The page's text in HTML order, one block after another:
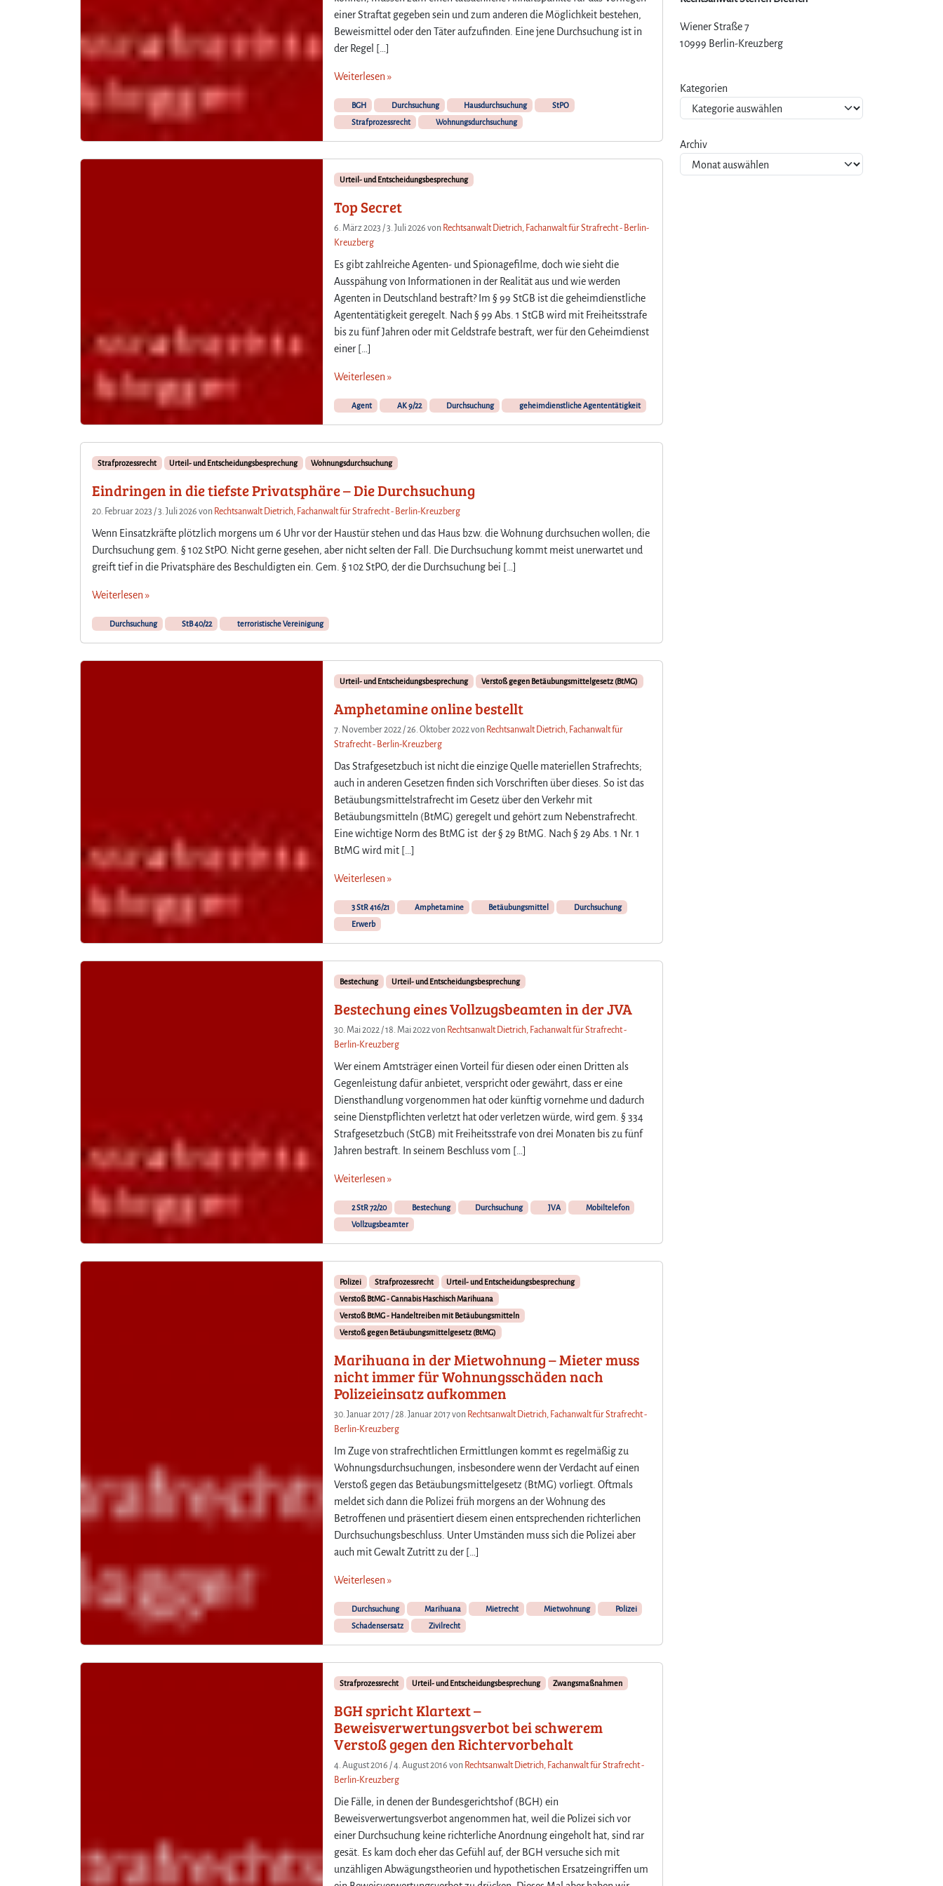
einer Straftat gegeben sein und zum anderen die Möglichkeit bestehen,
Beweismittel oder den Täter aufzufinden. Eine jene Durchsuchung ist in
der Regel […]
Weiterlesen »
BGH Durchsuchung Hausdurchsuchung
StPO
Strafprozessrecht
Wohnungsdurchsuchung
Urteil- und Entscheidungsbesprechung
Top Secret
6. März 2023 /3. Juli 2026 von Rechtsanwalt Dietrich, Fachanwalt für Strafrecht - Berlin-
Kreuzberg
Es gibt zahlreiche Agenten- und Spionagefilme, doch wie sieht die
Ausspähung von Informationen in der Realität aus und wie werden
Agenten in Deutschland bestraft? Im § 99 StGB ist die geheimdienstliche
Agententätigkeit geregelt. Nach § 99 Abs. 1 StGB wird mit Freiheitsstrafe
bis zu fünf Jahren oder mit Geldstrafe bestraft, wer für den Geheimdienst
einer […]
Weiterlesen »
Agent AK 9/22 Durchsuchung geheimdienstliche Agententätigkeit
Strafprozessrecht Urteil- und Entscheidungsbesprechung Wohnungsdurchsuchung
Eindringen in die tiefste Privatsphäre – Die Durchsuchung
20. Februar 2023 /3. Juli 2026 von Rechtsanwalt Dietrich, Fachanwalt für Strafrecht - Berlin-Kreuzberg
Wenn Einsatzkräfte plötzlich morgens um 6 Uhr vor der Haustür stehen und das Haus bzw. die Wohnung durchsuchen wollen; die
Durchsuchung gem. § 102 StPO. Nicht gerne gesehen, aber nicht selten der Fall. Die Durchsuchung kommt meist unerwartet und
greift tief in die Privatsphäre des Beschuldigten ein. Gem. § 102 StPO, der die Durchsuchung bei […]
Weiterlesen »
Durchsuchung StB 40/22 terroristische Vereinigung
Urteil- und Entscheidungsbesprechung Verstoß gegen Betäubungsmittelgesetz (BtMG)
Amphetamine online bestellt
7. November 2022 /26. Oktober 2022von Rechtsanwalt Dietrich, Fachanwalt für
Strafrecht - Berlin-Kreuzberg
Das Strafgesetzbuch ist nicht die einzige Quelle materiellen Strafrechts;
auch in anderen Gesetzen finden sich Vorschriften über dieses. So ist das
Betäubungsmittelstrafrecht im Gesetz über den Verkehr mit
Betäubungsmitteln (BtMG) geregelt und gehört zum Nebenstrafrecht.
Eine wichtige Norm des BtMG ist der § 29 BtMG. Nach § 29 Abs. 1 Nr. 1
BtMG wird mit […]
Weiterlesen »
3 StR 416/21 Amphetamine Betäubungsmittel
Durchsuchung
Erwerb
Bestechung Urteil- und Entscheidungsbesprechung
Bestechung eines Vollzugsbeamten in der JVA
30. Mai 2022 /18. Mai 2022von Rechtsanwalt Dietrich, Fachanwalt für Strafrecht -
Berlin-Kreuzberg
Wer einem Amtsträger einen Vorteil für diesen oder einen Dritten als
Gegenleistung dafür anbietet, verspricht oder gewährt, dass er eine
Diensthandlung vorgenommen hat oder künftig vornehme und dadurch
seine Dienstpflichten verletzt hat oder verletzen würde, wird gem. § 334
Strafgesetzbuch (StGB) mit Freiheitsstrafe von drei Monaten bis zu fünf
Jahren bestraft. In seinem Beschluss vom […]
Weiterlesen »
2 StR 72/20 Bestechung Durchsuchung JVA
Mobiltelefon
Vollzugsbeamter
Polizei Strafprozessrecht
Urteil- und Entscheidungsbesprechung
Verstoß BtMG - Cannabis Haschisch Marihuana
Verstoß BtMG - Handeltreiben mit Betäubungsmitteln
Verstoß gegen Betäubungsmittelgesetz (BtMG)
Marihuana in der Mietwohnung – Mieter muss
nicht immer für Wohnungsschäden nach
Polizeieinsatz aufkommen
30. Januar 2017 /28. Januar 2017von Rechtsanwalt Dietrich, Fachanwalt für Strafrecht -
Berlin-Kreuzberg
Im Zuge von strafrechtlichen Ermittlungen kommt es regelmäßig zu
Wohnungsdurchsuchungen, insbesondere wenn der Verdacht auf einen
Verstoß gegen das Betäubungsmittelgesetz (BtMG) vorliegt. Oftmals
meldet sich dann die Polizei früh morgens an der Wohnung des
Betroffenen und präsentiert diesem einen entsprechenden richterlichen
Durchsuchungsbeschluss. Unter Umständen muss sich die Polizei aber
auch mit Gewalt Zutritt zu der […]
Weiterlesen »
Durchsuchung Marihuana Mietrecht Mietwohnung
Polizei
Schadensersatz
Zivilrecht
Strafprozessrecht Urteil- und Entscheidungsbesprechung Zwangsmaßnahmen
BGH spricht Klartext –
Beweisverwertungsverbot bei schwerem
Verstoß gegen den Richtervorbehalt
4. August 2016 /4. August 2016 von Rechtsanwalt Dietrich, Fachanwalt für Strafrecht -
Berlin-Kreuzberg
Die Fälle, in denen der Bundesgerichtshof (BGH) ein
Beweisverwertungsverbot angenommen hat, weil die Polizei sich vor
einer Durchsuchung keine richterliche Anordnung eingeholt hat, sind rar
gesät. Es kam doch eher das Gefühl auf, der BGH versuche sich mit
unzähligen Abwägungstheorien und hypothetischen Ersatzeingriffen um
Wiener Straße 7
10999 Berlin-Kreuzberg
Kategorien
Archiv